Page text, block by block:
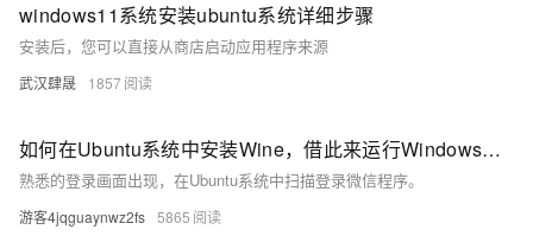
windows11系统安装ubuntu系统详细步骤
安装后，您可以直接从商店启动应用程序来源
武汉肆晟 1857
如何在Ubuntu系统中安装Wine，借此来运行Windows程序
熟悉的登录画面出现，在Ubuntu系统中扫描登录微信程序。
游客4jqguaynwz2fs 5865